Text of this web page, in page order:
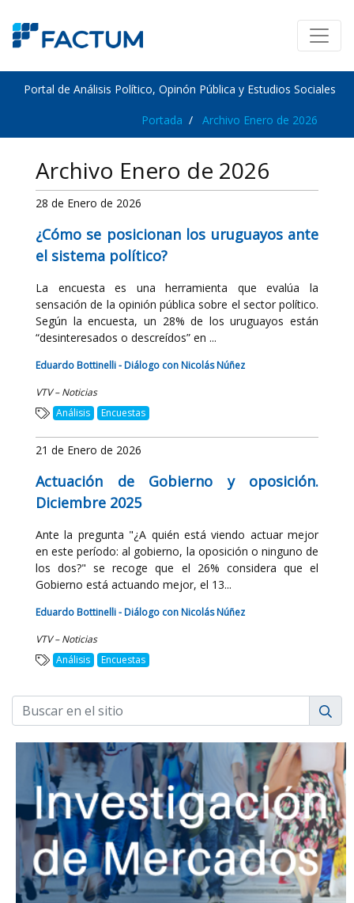
Portal de Análisis Político, Opinón Pública y Estudios Sociales
Portada Archivo Enero de 2026
Archivo Enero de 2026
28 de Enero de 2026
¿Cómo se posicionan los uruguayos ante
el sistema político?
La encuesta es una herramienta que evalúa la
sensación de la opinión pública sobre el sector político.
Según la encuesta, un 28% de los uruguayos están
“desinteresados o descreídos” en ...
Eduardo Bottinelli - Diálogo con Nicolás Núñez
VTV – Noticias
Análisis
Encuestas
21 de Enero de 2026
Actuación de Gobierno y oposición.
Diciembre 2025
Ante la pregunta "¿A quién está viendo actuar mejor
en este período: al gobierno, la oposición o ninguno de
los dos?" se recoge que el 26% considera que el
Gobierno está actuando mejor, el 13...
Eduardo Bottinelli - Diálogo con Nicolás Núñez
VTV – Noticias
Análisis
Encuestas